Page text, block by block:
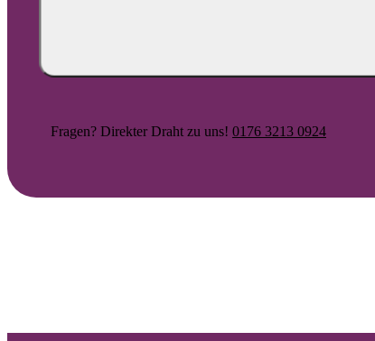
Fragen? Direkter Draht zu uns! 0176 3213 0924